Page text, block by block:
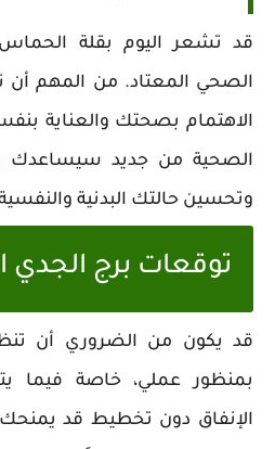
قد تشعر اليوم بقلة الحماس
الصحي المعتاد. من المهم أن
الاهتمام بصحتك والعناية
الصحية من جديد سيساعدك
وتحسين حالتك البدنية
توقعات برج الجدي
قد يكون من الضروري أن
بمنظور عملي، خاصة فيما
الإنفاق دون تخطيط قد يمنحك